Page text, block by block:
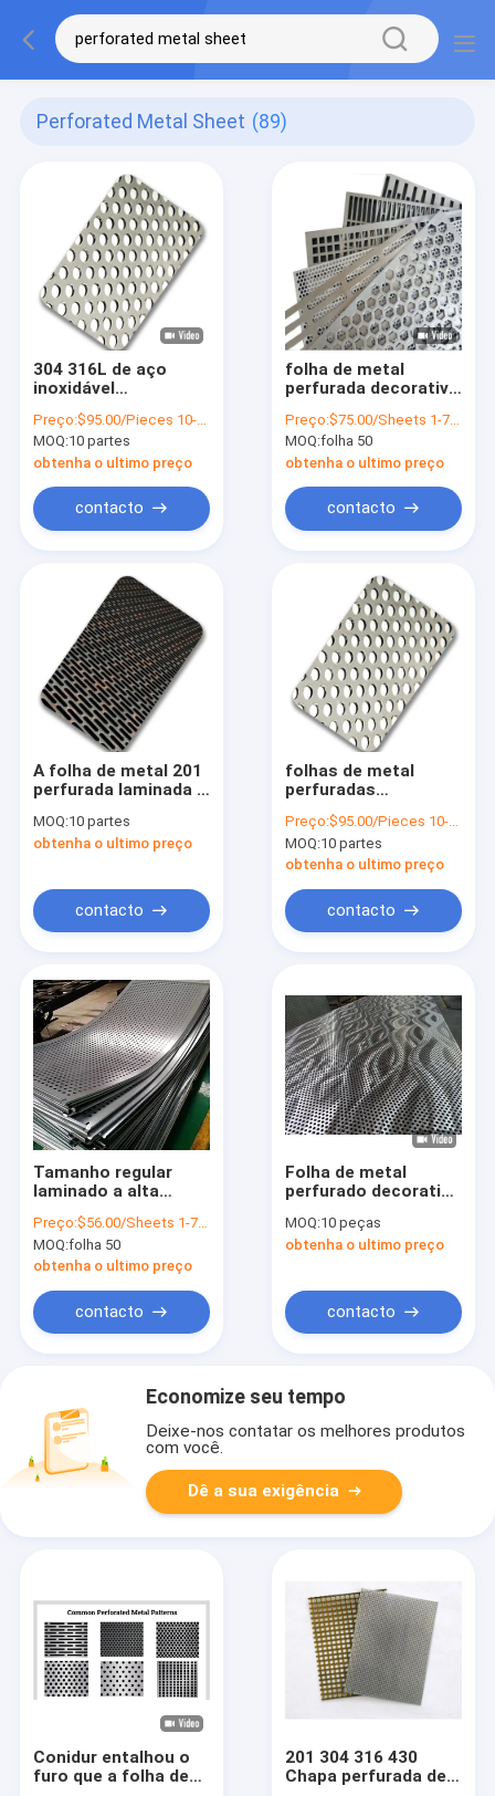
Perforated Metal Sheet (89)
304 316L de aço
inoxidável
de metal 1219 x
2438mm decorativos
Preço:$95.00/Pieces 10-79 Pieces
MOQ:10 partes
obtenha o ultimo preço
contacto
folha de metal
perfurada decorativa
furo redondo para
cercar
Preço:$75.00/Sheets 1-79 Sheets
MOQ:folha 50
obtenha o ultimo preço
contacto
A folha de metal 201
perfurada laminada a
4x10 2mm perfurou
os painéis de aço
MOQ:10 partes
obtenha o ultimo preço
contacto
folhas de metal
perfuradas
304 do furo do
Pentágono 4x8 para
a coberta de parede
Preço:$95.00/Pieces 10-79 Pieces
MOQ:10 partes
obtenha o ultimo preço
contacto
Tamanho regular
laminado a alta
perfurado 1219 x
2438mm de folha de
metal dos SS 304
Preço:$56.00/Sheets 1-79 Sheets
MOQ:folha 50
obtenha o ultimo preço
contacto
Folha de metal
perfurado decorativo
inoxidável 316 folha
de dobra 1250mm
MOQ:10 peças
obtenha o ultimo preço
contacto
Economize seu tempo
Deixe-nos contatar os melhores produtos
com você.
Dê a sua exigência
Conidur entalhou o
furo que a folha de
201 304 316 430
Chapa perfurada de